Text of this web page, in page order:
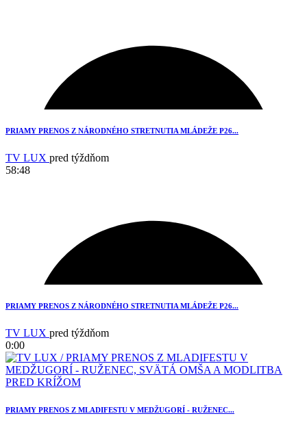
1
3
PRIAMY PRENOS Z NÁRODNÉHO STRETNUTIA MLÁDEŽE P26...
TV LUX pred týždňom
58:48
PRIAMY PRENOS Z NÁRODNÉHO STRETNUTIA MLÁDEŽE P26...
TV LUX pred týždňom
0:00
PRIAMY PRENOS Z MLADIFESTU V MEDŽUGORÍ - RUŽENEC...